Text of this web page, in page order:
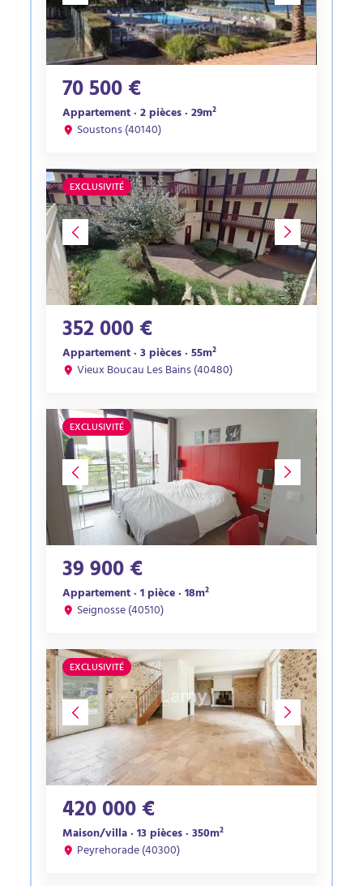
70 500 €
Appartement · 2 pièces · 29m²
Soustons (40140)
EXCLUSIVITÉ
352 000 €
Appartement · 3 pièces · 55m²
Vieux Boucau Les Bains (40480)
EXCLUSIVITÉ
39 900 €
Appartement · 1 pièce · 18m²
Seignosse (40510)
EXCLUSIVITÉ
420 000 €
Maison/villa · 13 pièces · 350m²
Peyrehorade (40300)